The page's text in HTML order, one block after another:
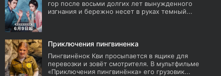
гор после восьми долгих лет вынужденного
изгнания и бережно несет в руках темный...
Приключения пингвиненка
Пингвинёнок Кви просыпается в ящике для
перевозки и зовёт смотрителя. В мультфильме
«Приключения пингвинёнка» его грузовик...